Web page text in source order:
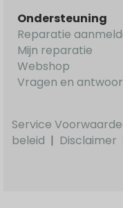
Ondersteuning
Reparatie
Mijn reparatie
Webshop
Vragen en
Service
beleid | Disclaimer